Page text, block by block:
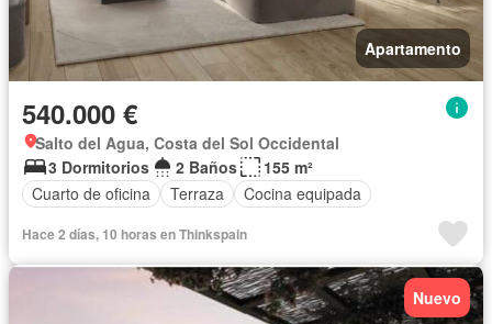
Apartamento
540.000 €
Salto del Agua, Costa del Sol Occidental
3 Dormitorios
2 Baños
155 m²
Cuarto de oficina
Terraza Cocina equipada
Hace 2 días, 10 horas en Thinkspain
Nuevo